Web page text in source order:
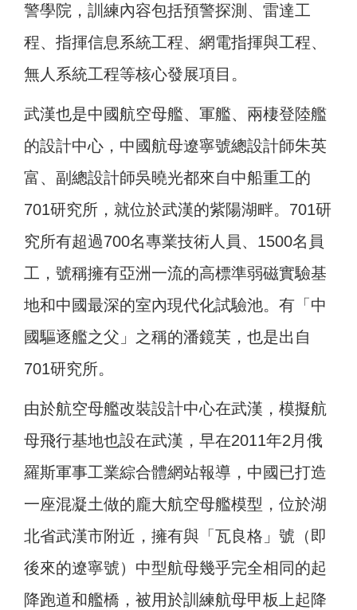
警學院，訓練內容包括預警探測、雷達工
程、指揮信息系統工程、網電指揮與工程、
無人系統工程等核心發展項目。
武漢也是中國航空母艦、軍艦、兩棲登陸艦
的設計中心，中國航母遼寧號總設計師朱英
富、副總設計師吳曉光都來自中船重工的
701研究所，就位於武漢的紫陽湖畔。701研
究所有超過700名專業技術人員、1500名員
工，號稱擁有亞洲一流的高標準弱磁實驗基
地和中國最深的室內現代化試驗池。有「中
國驅逐艦之父」之稱的潘鏡芙，也是出自
701研究所。
由於航空母艦改裝設計中心在武漢，模擬航
母飛行基地也設在武漢，早在2011年2月俄
羅斯軍事工業綜合體網站報導，中國已打造
一座混凝土做的龐大航空母艦模型，位於湖
北省武漢市附近，擁有與「瓦良格」號（即
後來的遼寧號）中型航母幾乎完全相同的起
降跑道和艦橋，被用於訓練航母甲板上起降